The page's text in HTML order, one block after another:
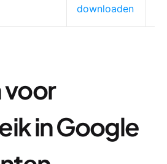
downloaden
voor
in Google